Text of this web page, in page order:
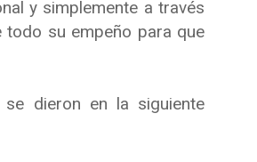
y simplemente a través
su empeño para que
dieron en la siguiente